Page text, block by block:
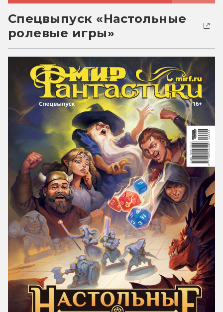
Спецвыпуск «Настольные
ролевые игры»